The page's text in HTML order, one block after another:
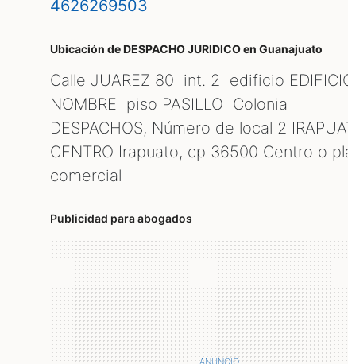
4626269503
Ubicación de DESPACHO JURIDICOen Guanajuato
Calle JUAREZ 80 int. 2 edificio
NOMBRE piso PASILLO Colonia
DESPACHOS, Número de local 2
CENTRO Irapuato, cp 36500 Centro o
comercial
Publicidad para abogados